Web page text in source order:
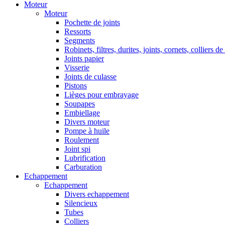
Moteur
Moteur
Pochette de joints
Ressorts
Segments
Robinets, filtres, durites, joints, cornets, colliers de
Joints papier
Visserie
Joints de culasse
Pistons
Lièges pour embrayage
Soupapes
Embiellage
Divers moteur
Pompe à huile
Roulement
Joint spi
Lubrification
Carburation
Echappement
Echappement
Divers echappement
Silencieux
Tubes
Colliers